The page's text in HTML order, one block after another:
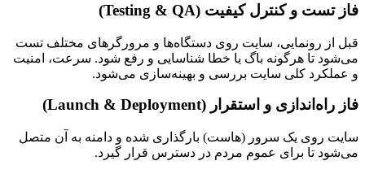
فاز تست و کنترل کیفیت (Testing & QA)
قبل از رونمایی، سایت روی دستگاه‌ها و مرورگرهای مختلف تست
می‌شود تا هرگونه باگ یا خطا شناسایی و رفع شود. سرعت، امنیت
و عملکرد کلی سایت بررسی و بهینه‌سازی می‌شود.
فاز راه‌اندازی و استقرار (Launch & Deployment)
سایت روی یک سرور (هاست) بارگذاری شده و دامنه به آن متصل
می‌شود تا برای عموم مردم در دسترس قرار گیرد.